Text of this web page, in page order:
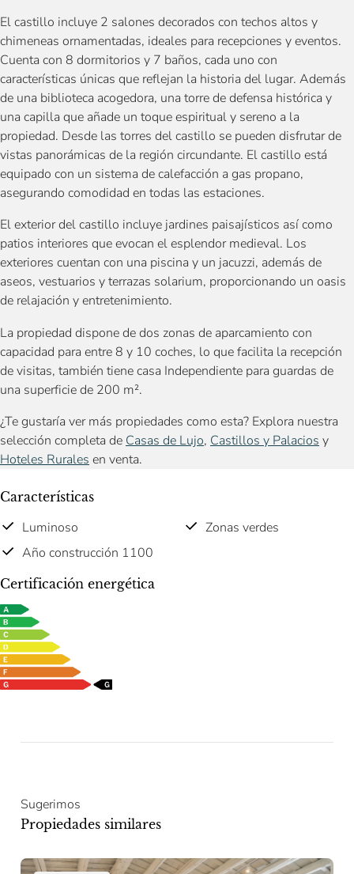
El castillo incluye 2 salones decorados con techos altos y
chimeneas ornamentadas, ideales para recepciones y eventos.
Cuenta con 8 dormitorios y 7 baños, cada uno con
características únicas que reflejan la historia del lugar. Además
de una biblioteca acogedora, una torre de defensa histórica y
una capilla que añade un toque espiritual y sereno a la
propiedad. Desde las torres del castillo se pueden disfrutar de
vistas panorámicas de la región circundante. El castillo está
equipado con un sistema de calefacción a gas propano,
asegurando comodidad en todas las estaciones.
El exterior del castillo incluye jardines paisajísticos así como
patios interiores que evocan el esplendor medieval. Los
exteriores cuentan con una piscina y un jacuzzi, además de
aseos, vestuarios y terrazas solarium, proporcionando un oasis
de relajación y entretenimiento.
La propiedad dispone de dos zonas de aparcamiento con
capacidad para entre 8 y 10 coches, lo que facilita la recepción
de visitas, también tiene casa Independiente para guardas de
una superficie de 200 m².
¿Te gustaría ver más propiedades como esta? Explora nuestra
selección completa de Casas de Lujo, Castillos y Palacios y
Hoteles Rurales en venta.
Características
Luminoso
Zonas verdes
Año construcción 1100
Certificación energética
Sugerimos
Propiedades similares